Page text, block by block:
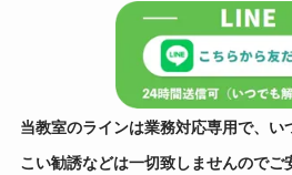
当教室のラインは業務対応専用で、い
こい勧誘などは一切致しませんのでご